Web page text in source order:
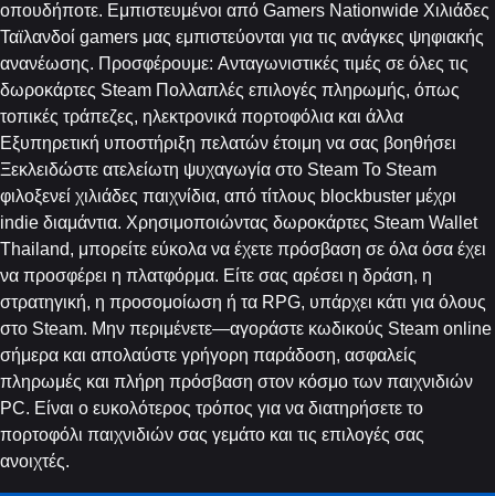
οπουδήποτε. Εμπιστευμένοι από Gamers Nationwide Χιλιάδες
Ταϊλανδοί gamers μας εμπιστεύονται για τις ανάγκες ψηφιακής
ανανέωσης. Προσφέρουμε: Ανταγωνιστικές τιμές σε όλες τις
δωροκάρτες Steam Πολλαπλές επιλογές πληρωμής, όπως
τοπικές τράπεζες, ηλεκτρονικά πορτοφόλια και άλλα
Εξυπηρετική υποστήριξη πελατών έτοιμη να σας βοηθήσει
Ξεκλειδώστε ατελείωτη ψυχαγωγία στο Steam Το Steam
φιλοξενεί χιλιάδες παιχνίδια, από τίτλους blockbuster μέχρι
indie διαμάντια. Χρησιμοποιώντας δωροκάρτες Steam Wallet
Thailand, μπορείτε εύκολα να έχετε πρόσβαση σε όλα όσα έχει
να προσφέρει η πλατφόρμα. Είτε σας αρέσει η δράση, η
στρατηγική, η προσομοίωση ή τα RPG, υπάρχει κάτι για όλους
στο Steam. Μην περιμένετε—αγοράστε κωδικούς Steam online
σήμερα και απολαύστε γρήγορη παράδοση, ασφαλείς
πληρωμές και πλήρη πρόσβαση στον κόσμο των παιχνιδιών
PC. Είναι ο ευκολότερος τρόπος για να διατηρήσετε το
πορτοφόλι παιχνιδιών σας γεμάτο και τις επιλογές σας
ανοιχτές.